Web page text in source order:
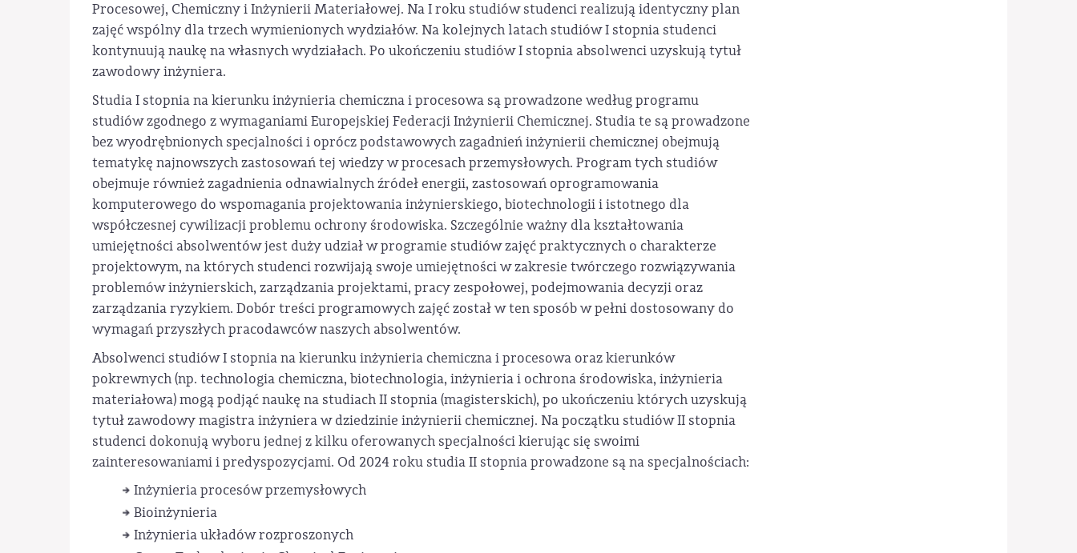
Procesowej, Chemiczny i Inżynierii Materiałowej. Na I roku studiów studenci realizują identyczny plan
zajęć wspólny dla trzech wymienionych wydziałów. Na kolejnych latach studiów I stopnia studenci
kontynuują naukę na własnych wydziałach. Po ukończeniu studiów I stopnia absolwenci uzyskują tytuł
zawodowy inżyniera.
Studia I stopnia na kierunku inżynieria chemiczna i procesowa są prowadzone według programu
studiów zgodnego z wymaganiami Europejskiej Federacji Inżynierii Chemicznej. Studia te są prowadzone
bez wyodrębnionych specjalności i oprócz podstawowych zagadnień inżynierii chemicznej obejmują
tematykę najnowszych zastosowań tej wiedzy w procesach przemysłowych. Program tych studiów
obejmuje również zagadnienia odnawialnych źródeł energii, zastosowań oprogramowania
komputerowego do wspomagania projektowania inżynierskiego, biotechnologii i istotnego dla
współczesnej cywilizacji problemu ochrony środowiska. Szczególnie ważny dla kształtowania
umiejętności absolwentów jest duży udział w programie studiów zajęć praktycznych o charakterze
projektowym, na których studenci rozwijają swoje umiejętności w zakresie twórczego rozwiązywania
problemów inżynierskich, zarządzania projektami, pracy zespołowej, podejmowania decyzji oraz
zarządzania ryzykiem. Dobór treści programowych zajęć został w ten sposób w pełni dostosowany do
wymagań przyszłych pracodawców naszych absolwentów.
Absolwenci studiów I stopnia na kierunku inżynieria chemiczna i procesowa oraz kierunków
pokrewnych (np. technologia chemiczna, biotechnologia, inżynieria i ochrona środowiska, inżynieria
materiałowa) mogą podjąć naukę na studiach II stopnia (magisterskich), po ukończeniu których uzyskują
tytuł zawodowy magistra inżyniera w dziedzinie inżynierii chemicznej. Na początku studiów II stopnia
studenci dokonują wyboru jednej z kilku oferowanych specjalności kierując się swoimi
zainteresowaniami i predyspozycjami. Od 2024 roku studia II stopnia prowadzone są na specjalnościach:
Inżynieria procesów przemysłowych
Bioinżynieria
Inżynieria układów rozproszonych